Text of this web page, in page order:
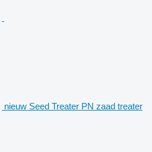
nieuw Seed Treater PN zaad treater